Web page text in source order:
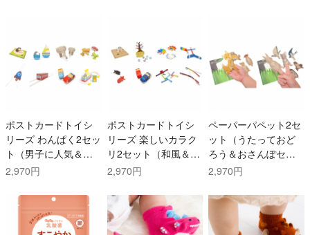
ポストカードトイシ
リーズ わんぱく2セッ
ト（男子に人気＆な
かよしセレクショ
2,970円
ポストカードトイシ
リーズ 楽しいカラク
リ2セット（和風＆く
るくるセレクショ
2,970円
ペーパーパペット2セ
ット（うたっておど
ろう＆おさんぽセッ
ト）
2,970円